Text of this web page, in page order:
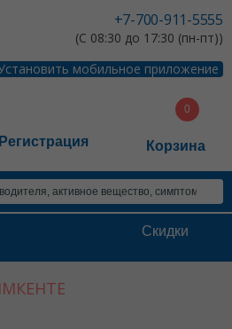
+7-700-911-5555
(С 08:30 до 17:30 (пн-пт))
мобильное приложение
Регистрация Корзина
Скидки